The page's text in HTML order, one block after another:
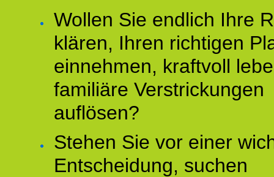
Wollen Sie endlich Ihre
klären, Ihren richtigen
einnehmen, kraftvoll
familiäre Verstrickungen
auflösen?
Stehen Sie vor einer
Entscheidung, suchen